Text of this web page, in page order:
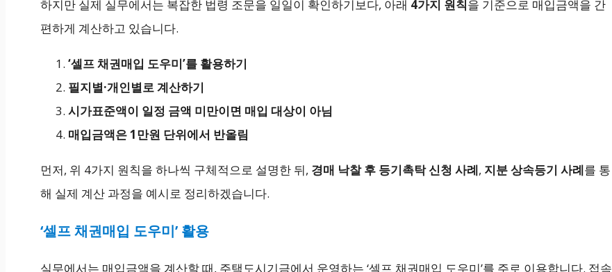
하지만 실제 실무에서는 복잡한 법령 조문을 일일이 확인하기보다, 아래 4가지 원칙을 기준으로 매입금액을 간
편하게 계산하고 있습니다.
‘셀프 채권매입 도우미’를 활용하기
필지별·개인별로 계산하기
시가표준액이 일정 금액 미만이면 매입 대상이 아님
매입금액은 1만원 단위에서 반올림
먼저, 위 4가지 원칙을 하나씩 구체적으로 설명한 뒤, 경매 낙찰 후 등기촉탁 신청 사례, 지분 상속등기 사례를 통
해 실제 계산 과정을 예시로 정리하겠습니다.
‘셀프 채권매입 도우미’ 활용
실무에서는 매입금액을 계산할 때, 주택도시기금에서 운영하는 ‘셀프 채권매입 도우미’를 주로 이용합니다. 접속